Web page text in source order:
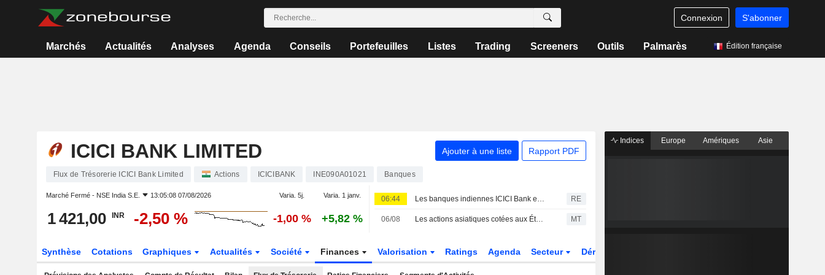
Connexion S'abonner
Marchés Actualités Analyses Agenda Conseils Portefeuilles Listes Trading Screeners Outils Palmarès Édition française
ICICI BANK LIMITED Ajouter à une liste Rapport PDF
Flux de Trésorerie ICICI Bank Limited Actions ICICIBANK INE090A01021 Banques
Marché Fermé - NSE India S.E. 13:05:08 07/08/2026 Varia. 5j. Varia. 1 janv.
1 421,00 INR -2,50 % -1,00 % +5,82 %
06:44 Les banques indiennes ICICI Bank et Axis Bank sollicitent à nouveau le marché de la dette en dollars en moins de deux mois, selon des banquiers RE
06/08 Les actions asiatiques cotées aux États-Unis sous forme d'ADR progressent lors de la séance de jeudi MT
Synthèse Cotations Graphiques Actualités Société Finances Valorisation Ratings Agenda Secteur Dérivés
Indices Europe Amériques Asie